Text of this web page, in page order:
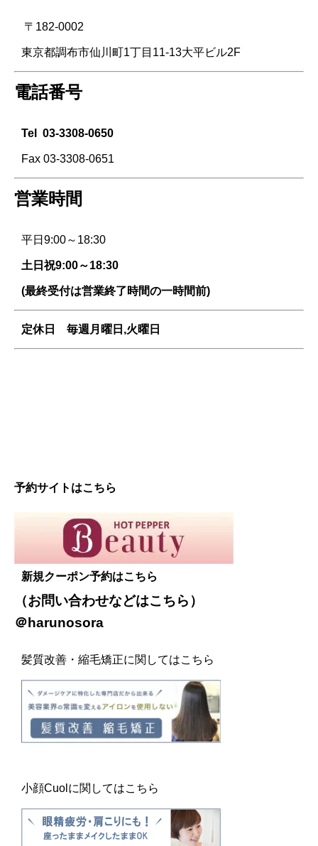
〒182-0002
東京都調布市仙川町1丁目11-13大平ビル2F
電話番号
Tel 03-3308-0650
Fax 03-3308-0651
営業時間
平日9:00～18:30
土日祝9:00～18:30
(最終受付は営業終了時間の一時間前)
定休日 毎週 月曜日,火曜日
予約サイトはこちら
新規クーポン予約はこちら
（お問い合わせなどはこちら ）
＠harunosora
髪質改善・縮毛矯正に関してはこちら
小顔Cuolに関してはこちら